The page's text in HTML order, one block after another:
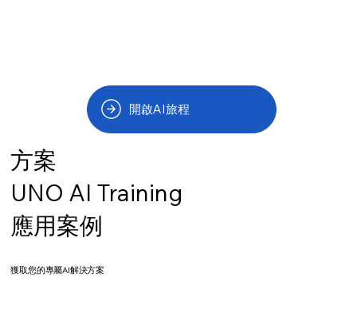
開啟AI旅程
方案
UNO AI Training
應用案例
​獲取您的專屬AI解決方案